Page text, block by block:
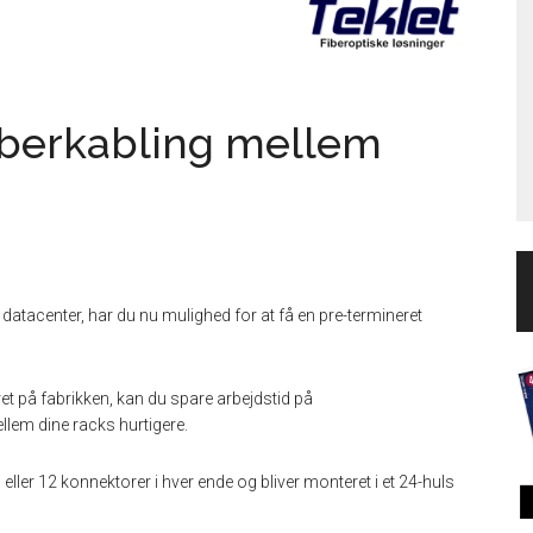
mellem
har du nu mulighed for at få en pre-termineret
på fabrikken, kan du spare arbejdstid på
dine racks hurtigere.
12 konnektorer i hver ende og bliver monteret i et 24-huls